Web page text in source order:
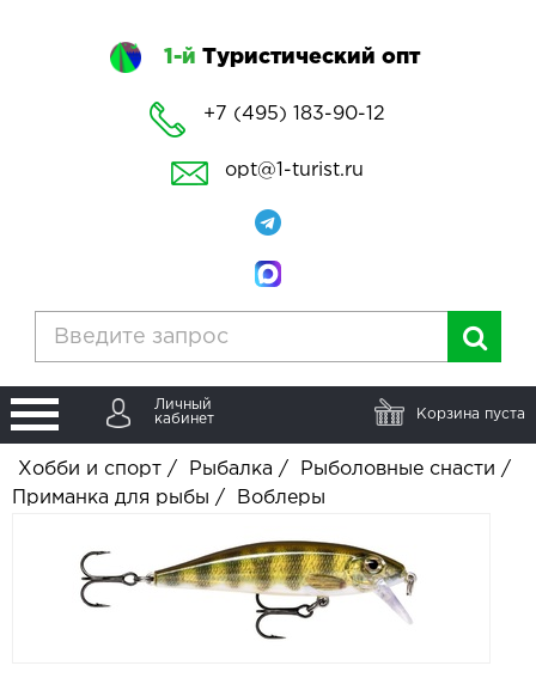
1-й Туристический опт
+7 (495) 183-90-12
opt@1-turist.ru
Личный
кабинет
Корзина пуста
Хобби и спорт / Рыбалка / Рыболовные снасти /
Приманка для рыбы / Воблеры